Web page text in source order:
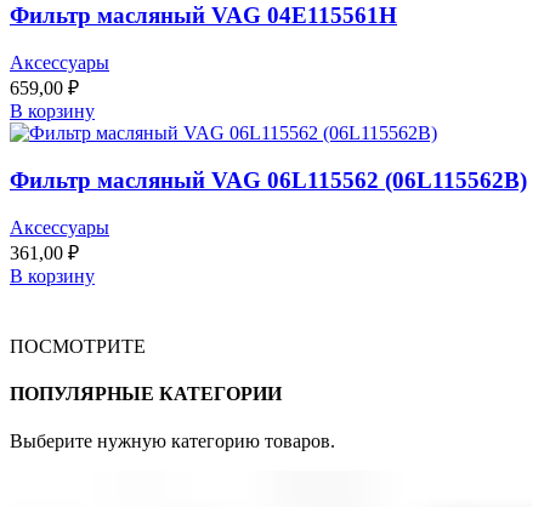
Фильтр масляный VAG 04E115561H
Аксессуары
659,00 ₽
В корзину
Фильтр масляный VAG 06L115562 (06L115562B)
Аксессуары
361,00 ₽
В корзину
ПОСМОТРИТЕ
ПОПУЛЯРНЫЕ КАТЕГОРИИ
Выберите нужную категорию товаров.